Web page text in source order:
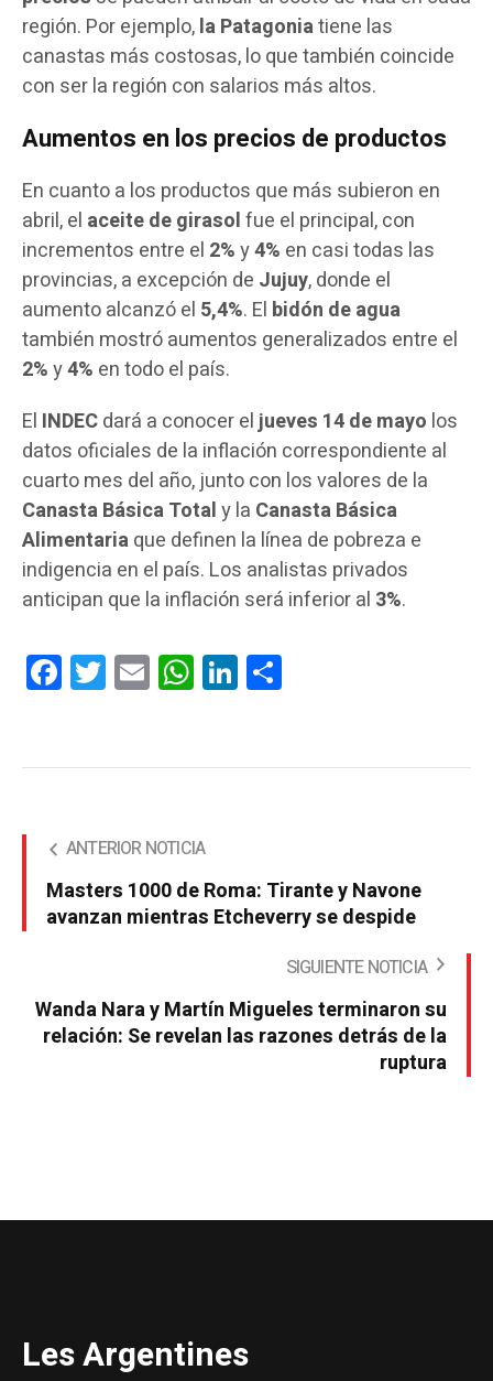
región. Por ejemplo,la Patagoniatiene las
canastas más costosas, lo que también coincide
con ser la región con salarios más altos.
Aumentos en los precios de productos
En cuanto a los productos que más subieron en
abril, el aceite de girasolfue el principal, con
incrementos entre el 2%y4% en casi todas las
provincias, a excepción de Jujuy, donde el
aumento alcanzó el 5,4%. El bidón de agua
también mostró aumentos generalizados entre el
2%y4% en todo el país.
El INDECdará a conocer eljueves 14 de mayo los
datos oficiales de la inflación correspondiente al
cuarto mes del año, junto con los valores de la
Canasta Básica Totaly la Canasta Básica
Alimentariaque definen la línea de pobreza e
indigencia en el país. Los analistas privados
anticipan que la inflación será inferior al 3%.
FacebookTwitterEmail WhatsAppLinkedIn
ANTERIOR NOTICIA
Masters 1000 de Roma: Tirante y Navone
avanzan mientras Etcheverry se despide
SIGUIENTE NOTICIA
Wanda Nara y Martín Migueles terminaron su
relación: Se revelan las razones detrás de la
ruptura
Les Argentines